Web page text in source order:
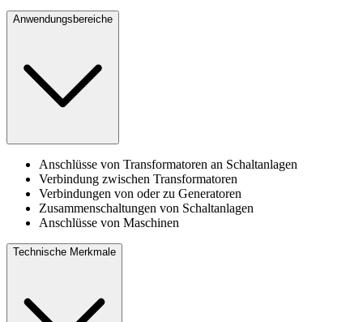
Anwendungsbereiche
Anschlüsse von Transformatoren an Schaltanlagen
Verbindung zwischen Transformatoren
Verbindungen von oder zu Generatoren
Zusammenschaltungen von Schaltanlagen
Anschlüsse von Maschinen
Technische Merkmale